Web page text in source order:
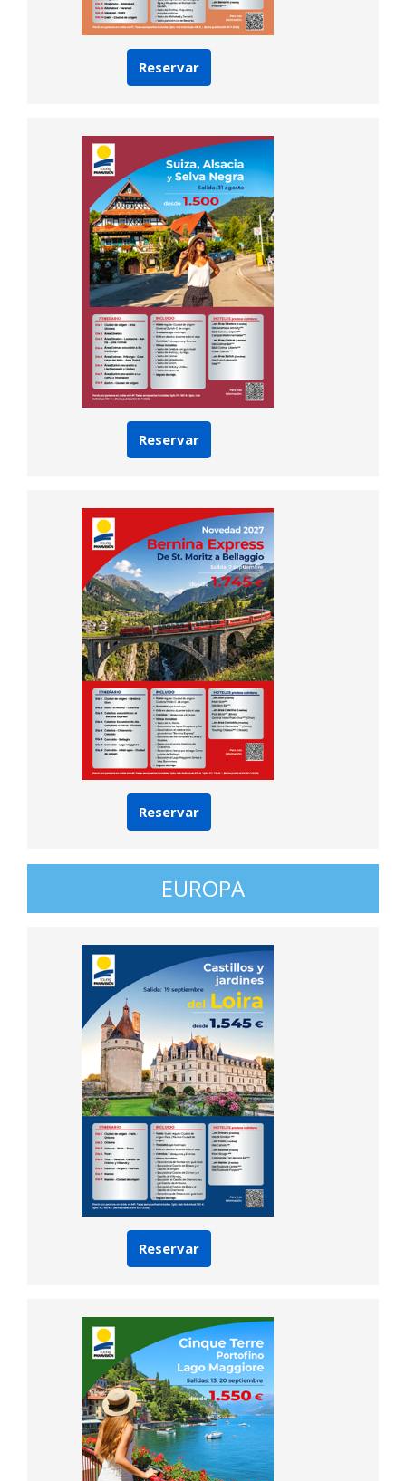
Reservar
Reservar
Reservar
EUROPA
Reservar